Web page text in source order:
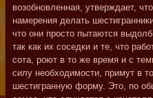
возобновленная, утверждает,
намерения делать
что они просто пытаются
так как их соседки и те, что
сота, роют в то же время и с
силу необходимости, примут в
шестигранную форму. Это, по